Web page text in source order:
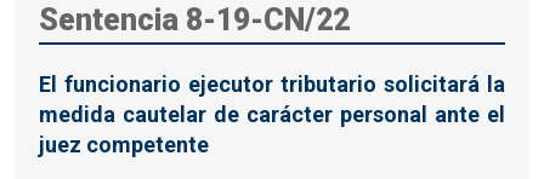
Sentencia 8-19-CN/22
El funcionario ejecutor tributario solicitará la
medida cautelar de carácter personal ante el
juez competente